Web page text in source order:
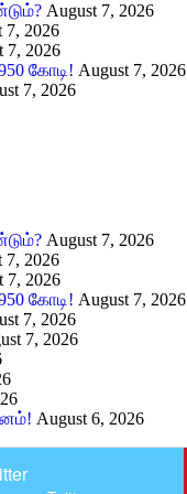
August 7, 2026
7, 2026
7, 2026
கோடி! August 7, 2026
7, 2026
August 7, 2026
7, 2026
7, 2026
கோடி! August 7, 2026
7, 2026
7, 2026
August 6, 2026